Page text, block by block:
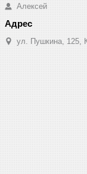
Алексей
ул. Пушкина, 125,